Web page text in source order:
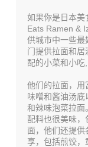
如果你是日本美
Eats Ramen &
供城市中一些最
门提供拉面和
配的小菜和小吃
他们的拉面，用
味噌和酱油汤底
和辣味泡菜拉面
配料也很美味，
面，他们还提
享，包括煎饺，